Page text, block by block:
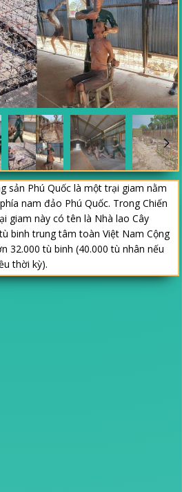
sản Phú Quốc là một trại giam nằm
nam đảo Phú Quốc. Trong Chiến
giam này có tên là Nhà lao Cây
binh trung tâm toàn Việt Nam Cộng
32.000 tù binh (40.000 tù nhân nếu
thời kỳ).